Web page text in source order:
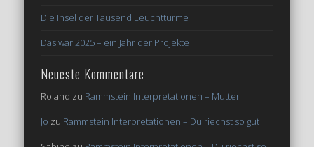
Die Insel der Tausend Leuchttürme
Das war 2025 – ein Jahr der Projekte
Neueste Kommentare
Roland zu Rammstein Interpretationen – Mutter
Jo zu Rammstein Interpretationen – Du riechst so gut